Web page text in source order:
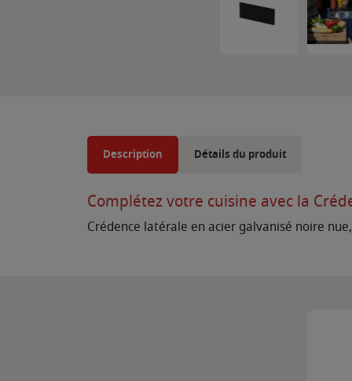
Description Détails du produit
Complétez votre cuisine avec la
Crédence latérale en acier galvanisé noire